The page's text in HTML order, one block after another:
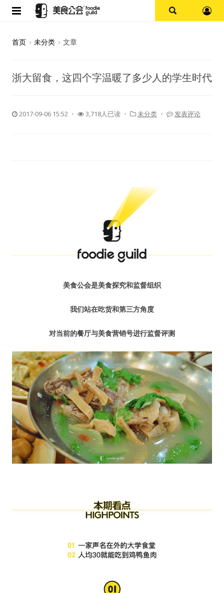
探店报告
杭州
资讯
水区
公会活动
信息发布
悬赏测评
私家厨房
首页 › 未分类 › 文章
浙大留食，这四个字温暖了多少人的学生时代
2017-09-06 15:52 ・ 3,718人已读 ・ 未分类 ・ 发表评论
美食公会是美食探究和监督组织
我们站在吃货和第三方角度
对当前的餐厅与美食营销号进行监督评测